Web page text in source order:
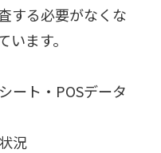
する必要がなくな
ます。
ート・POSデータ
況